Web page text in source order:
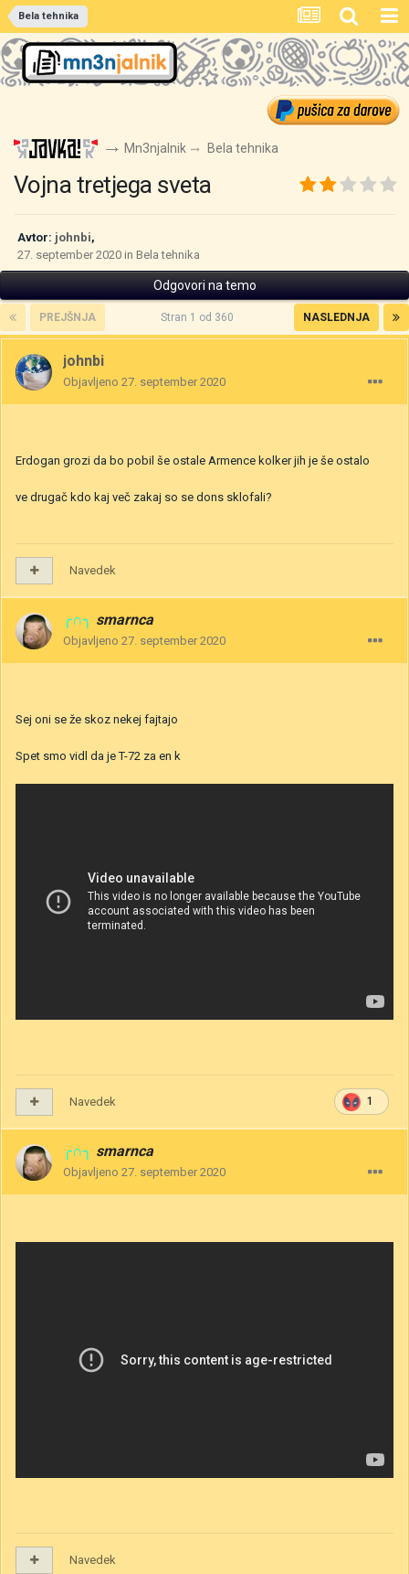
Bela tehnika
Mn3njalnik Bela tehnika
Vojna tretjega sveta
Avtor: johnbi,
27. september 2020 in Bela tehnika
Odgovori na temo
PREJŠNJA NASLEDNJA
Stran 1 od 360
johnbi
Objavljeno 27. september 2020
Erdogan grozi da bo pobil še ostale Armence kolker jih je še ostalo
ve drugač kdo kaj več zakaj so se dons sklofali?
Navedek
╭∩╮ smarnca
Objavljeno 27. september 2020
Sej oni se že skoz nekej fajtajo
Spet smo vidl da je T-72 za en k
1
Navedek
╭∩╮ smarnca
Objavljeno 27. september 2020
Navedek